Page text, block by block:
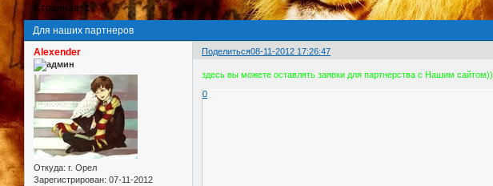
Для наших партнеров
Страница: 1
Поделиться08-11-2012 17:26:47
Alexender
Откуда: г. Орел
Зарегистрирован: 07-11-2012
здесь вы можете оставлять заявки для партнерства с Нашим сайтом))
0